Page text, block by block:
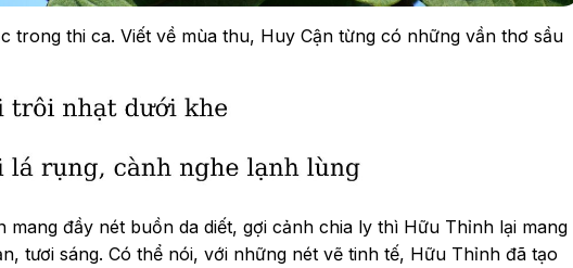
trong thi ca. Viết về mùa thu, Huy Cận từng có những vần thơ sầu
đầy nét buồn da diết, gợi cảnh chia ly thì Hữu Thỉnh lại mang
tươi sáng. Có thể nói, với những nét vẽ tinh tế, Hữu Thỉnh đã tạo